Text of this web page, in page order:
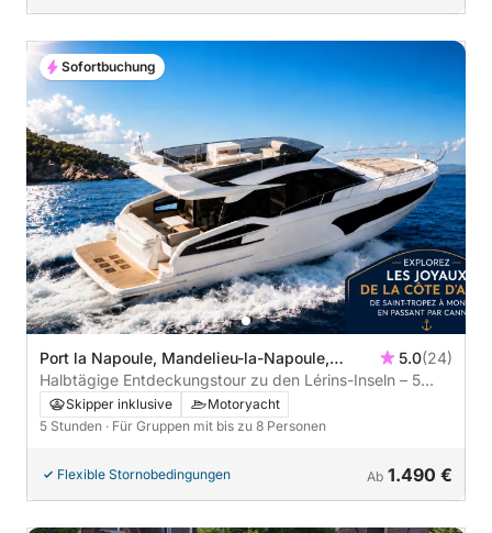
Port la Napoule, Mandelieu-la-Napoule,
Frankreich
5.0(24)
Halbtägige Entdeckungstour zu den Lérins-Inseln – 5
Stunden Auszeit
Skipper inklusive
Motoryacht
5 Stunden · Für Gruppen mit bis zu 8 Personen
Flexible Stornobedingungen Ab 1.490 €
Sofortbuchung